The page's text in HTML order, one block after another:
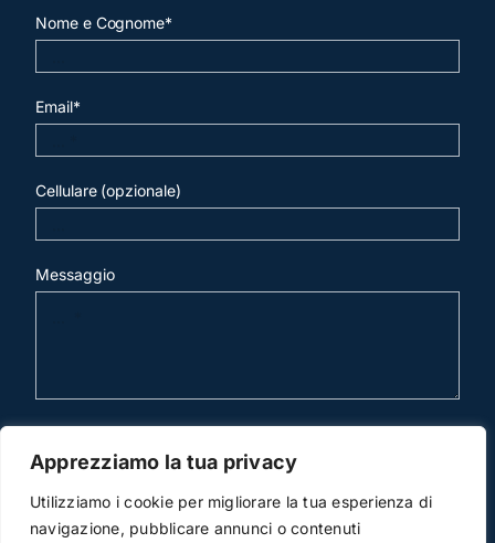
Apprezziamo la tua privacy
Utilizziamo i cookie per migliorare la tua esperienza di
navigazione, pubblicare annunci o contenuti
Nome e Cognome*
Email*
Cellulare (opzionale)
Messaggio
invia mail